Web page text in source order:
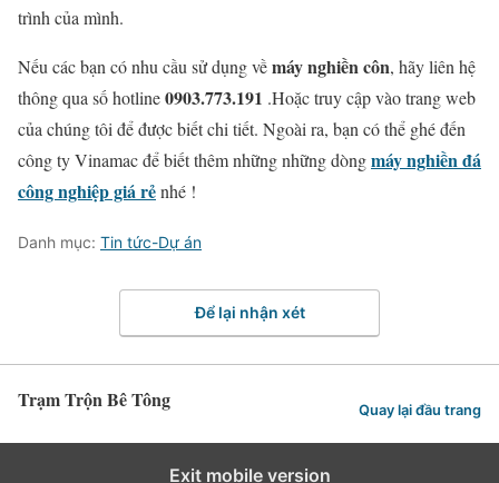
trình của mình.
Nếu các bạn có nhu cầu sử dụng vềmáy nghiền côn, hãy liên hệ
thông qua số hotline0903.773.191 .Hoặc truy cập vào trang web
của chúng tôi để được biết chi tiết. Ngoài ra, bạn có thể ghé đến
công ty Vinamac để biết thêm những những dòngmáy nghiền đá
công nghiệp giá rẻnhé !
Danh mục: Tin tức-Dự án
Để lại nhận xét
Trạm Trộn Bê Tông Quay lại đầu trang
Exit mobile version